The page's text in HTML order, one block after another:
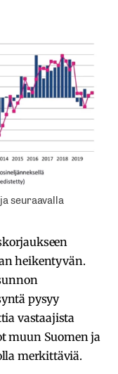
seuraavalla
heikentyvän.
pysyy
vastaajista
muun Suomen ja
merkittäviä.